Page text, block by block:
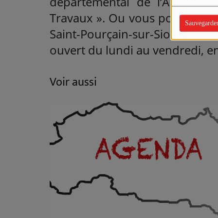
Travaux ». Ou vous pouvez
Saint-Pourçain-sur-Sioule/
ouvert du lundi au vendredi,
Voir aussi